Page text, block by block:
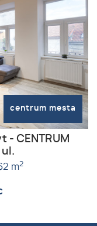
centrum mesta
- CENTRUM
ul.
m2